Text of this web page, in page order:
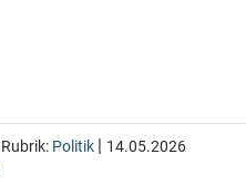
Rubrik: Politik | 14.05.2026